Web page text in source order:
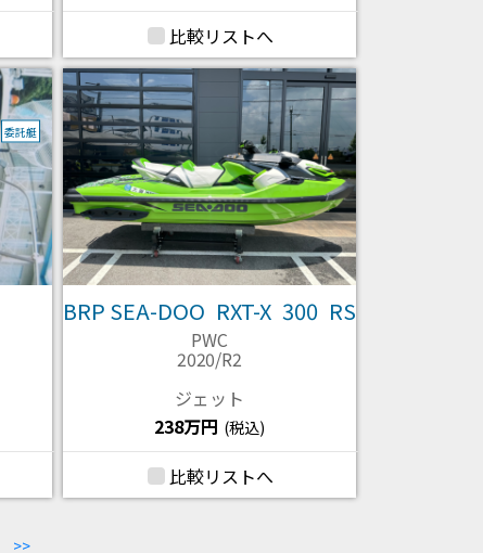
比較リストへ
委託艇
BRP SEA-DOO RXT-X 300 RS
PWC
2020/R2
ジェット
238万円 (税込)
比較リストへ
>>